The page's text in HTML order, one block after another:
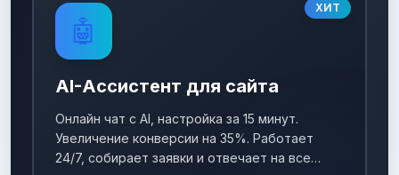
ХИТ
🤖
AI-Ассистент для сайта
Онлайн чат с AI, настройка за 15 минут.
Увеличение конверсии на 35%. Работает
24/7, собирает заявки и отвечает на все